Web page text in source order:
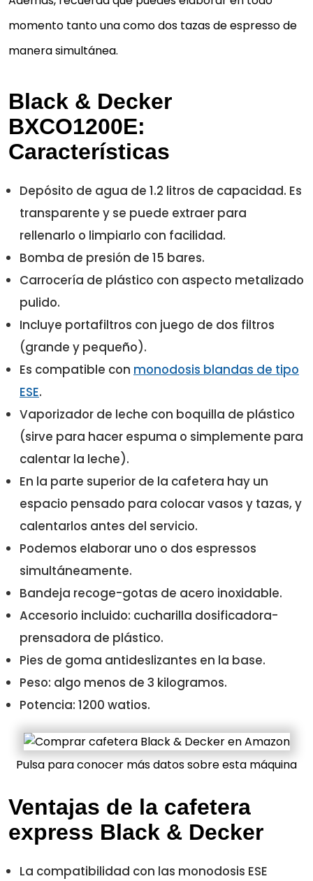
momento tanto una como dos tazas de espresso de
manera simultánea.
Black & Decker
BXCO1200E:
Características
Depósito de agua de 1.2 litros de capacidad. Es
transparente y se puede extraer para
rellenarlo o limpiarlo con facilidad.
Bomba de presión de 15 bares.
Carrocería de plástico con aspecto metalizado
pulido.
Incluye portafiltros con juego de dos filtros
(grande y pequeño).
Es compatible con monodosis blandas de tipo
ESE.
Vaporizador de leche con boquilla de plástico
(sirve para hacer espuma o simplemente para
calentar la leche).
En la parte superior de la cafetera hay un
espacio pensado para colocar vasos y tazas, y
calentarlos antes del servicio.
Podemos elaborar uno o dos espressos
simultáneamente.
Bandeja recoge-gotas de acero inoxidable.
Accesorio incluido: cucharilla dosificadora-
prensadora de plástico.
Pies de goma antideslizantes en la base.
Peso: algo menos de 3 kilogramos.
Potencia: 1200 watios.
Pulsa para conocer más datos sobre esta máquina
Ventajas de la cafetera
express Black & Decker
La compatibilidad con las monodosis ESE